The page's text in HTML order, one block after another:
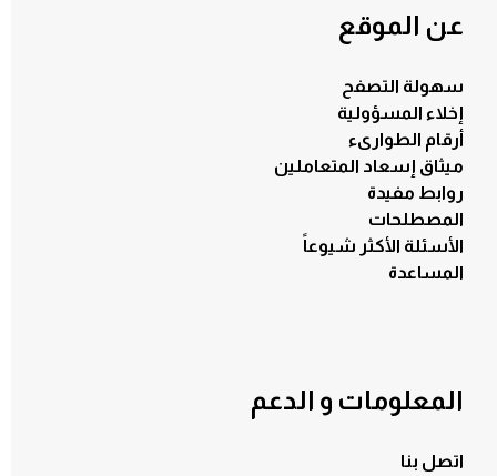
عن الموقع
سهولة التصفح
إخلاء المسؤولية
أرقام الطوارىء
ميثاق إسعاد المتعاملين
روابط مفيدة
المصطلحات
الأسئلة الأكثر شيوعاً
المساعدة
المعلومات و الدعم
اتصل بنا